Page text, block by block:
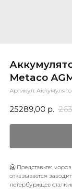
Metaco
Артикул:
25289,00 р.
🥶 Представьте:
отказывается
петербуржцев